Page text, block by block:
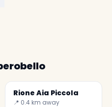
Rione Aia Piccola
📍 0.4 km away